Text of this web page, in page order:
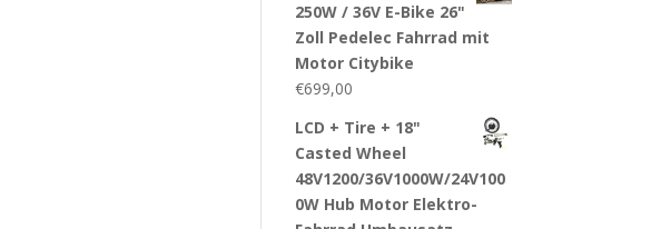
250W / 36V E-Bike 26"
Zoll Pedelec Fahrrad mit
Motor Citybike
€699,00
LCD + Tire + 18"
Casted Wheel
48V1200/36V1000W/24V100
0W Hub Motor Elektro-